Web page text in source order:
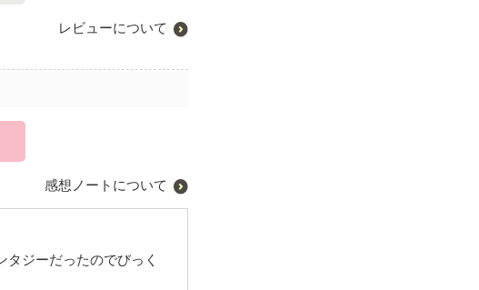
レビューについて
感想ノートについて
ジーだったのでびっく